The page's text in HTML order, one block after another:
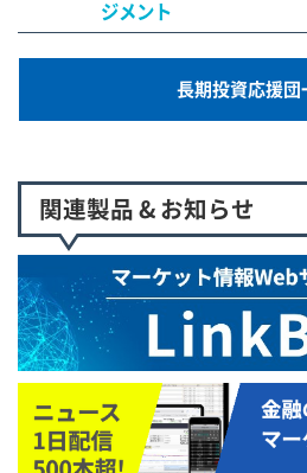
ジメント
長期投資応援団
関連製品 & お知らせ